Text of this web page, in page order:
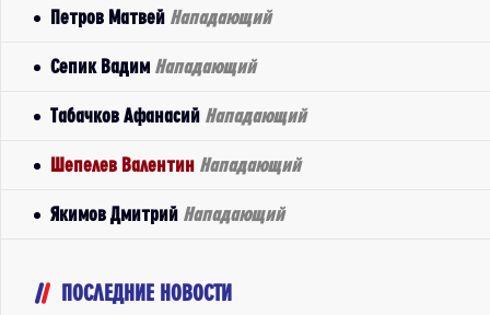
Петров Матвей Нападающий
Сепик Вадим Нападающий
Табачков Афанасий Нападающий
Шепелев Валентин Нападающий
Якимов Дмитрий Нападающий
ПОСЛЕДНИЕ НОВОСТИ